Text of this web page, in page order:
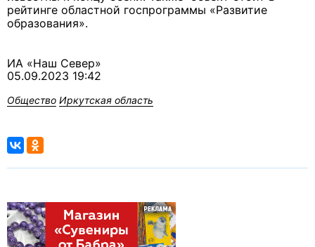
рейтинге областной госпрограммы «Развитие
образования».
ИА «Наш Север»
05.09.2023 19:42
Общество Иркутская область